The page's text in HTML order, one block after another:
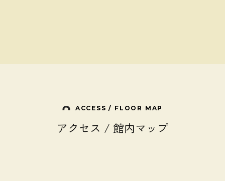
ACCESS / FLOOR MAP
アクセス / 館内マップ